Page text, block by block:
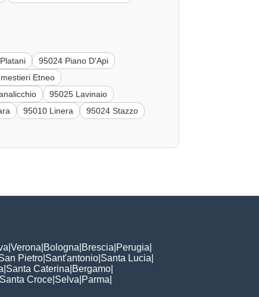
95024 Piano D'Api
Etneo
95025 Lavinaio
95010 Linera
95024 Stazzo
Verona Bologna Brescia Perugia
Pietro Sant'antonio Santa Lucia
Santa Caterina Bergamo
Santa Croce Selva Parma